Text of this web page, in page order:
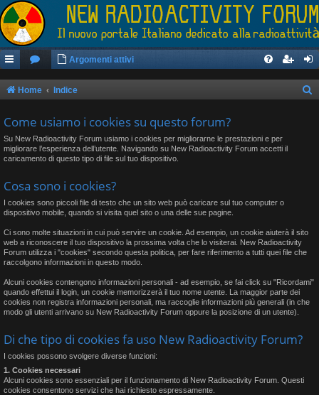
Argomenti attivi
Home Indice
Come usiamo i cookies su questo forum?
Su New Radioactivity Forum usiamo i cookies per migliorarne le prestazioni e per
migliorare l’esperienza dell’utente. Navigando su New Radioactivity Forum accetti il
caricamento di questo tipo di file sul tuo dispositivo.
Cosa sono i cookies?
I cookies sono piccoli file di testo che un sito web può caricare sul tuo computer o
dispositivo mobile, quando si visita quel sito o una delle sue pagine.
Ci sono molte situazioni in cui può servire un cookie. Ad esempio, un cookie aiuterà il sito
web a riconoscere il tuo dispositivo la prossima volta che lo visiterai. New Radioactivity
Forum utilizza i "cookies" secondo questa politica, per fare riferimento a tutti quei file che
raccolgono informazioni in questo modo.
Alcuni cookies contengono informazioni personali - ad esempio, se fai click su "Ricordami"
quando effettui il login, un cookie memorizzerà il tuo nome utente. La maggior parte dei
cookies non registra informazioni personali, ma raccoglie informazioni più generali (in che
modo gli utenti arrivano su New Radioactivity Forum oppure la posizione di un utente).
Di che tipo di cookies fa uso New Radioactivity Forum?
I cookies possono svolgere diverse funzioni:
1. Cookies necessari
Alcuni cookies sono essenziali per il funzionamento di New Radioactivity Forum. Questi
cookies consentono servizi che hai richiesto espressamente.